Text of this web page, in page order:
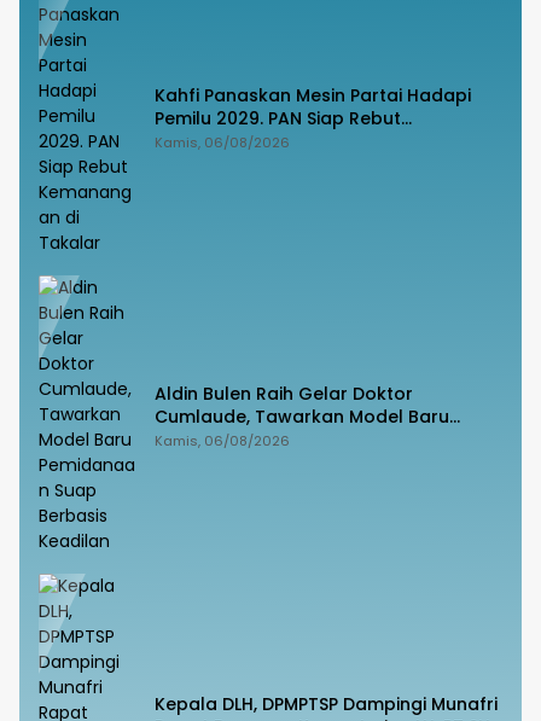
Kahfi Panaskan Mesin Partai Hadapi
Pemilu 2029. PAN Siap Rebut
Kemanangan di Takalar
Kamis, 06/08/2026
Aldin Bulen Raih Gelar Doktor
Cumlaude, Tawarkan Model Baru
Pemidanaan Suap Berbasis Keadilan
Kamis, 06/08/2026
Kepala DLH, DPMPTSP Dampingi Munafri